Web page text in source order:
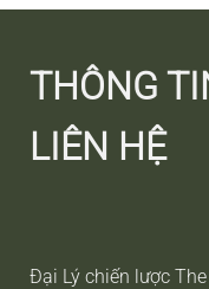
THÔNG
LIÊN HỆ
Đại Lý chiến lược